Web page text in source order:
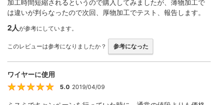
加工時間短縮されるというので購入してみましたが、薄物加工で
は違いが判らなったので次回、厚物加工でテスト、報告します。
2人が参考にしています。
このレビューは参考になりましたか？ 参考になった
ワイヤーに使用
5
5.0 2019/04/09